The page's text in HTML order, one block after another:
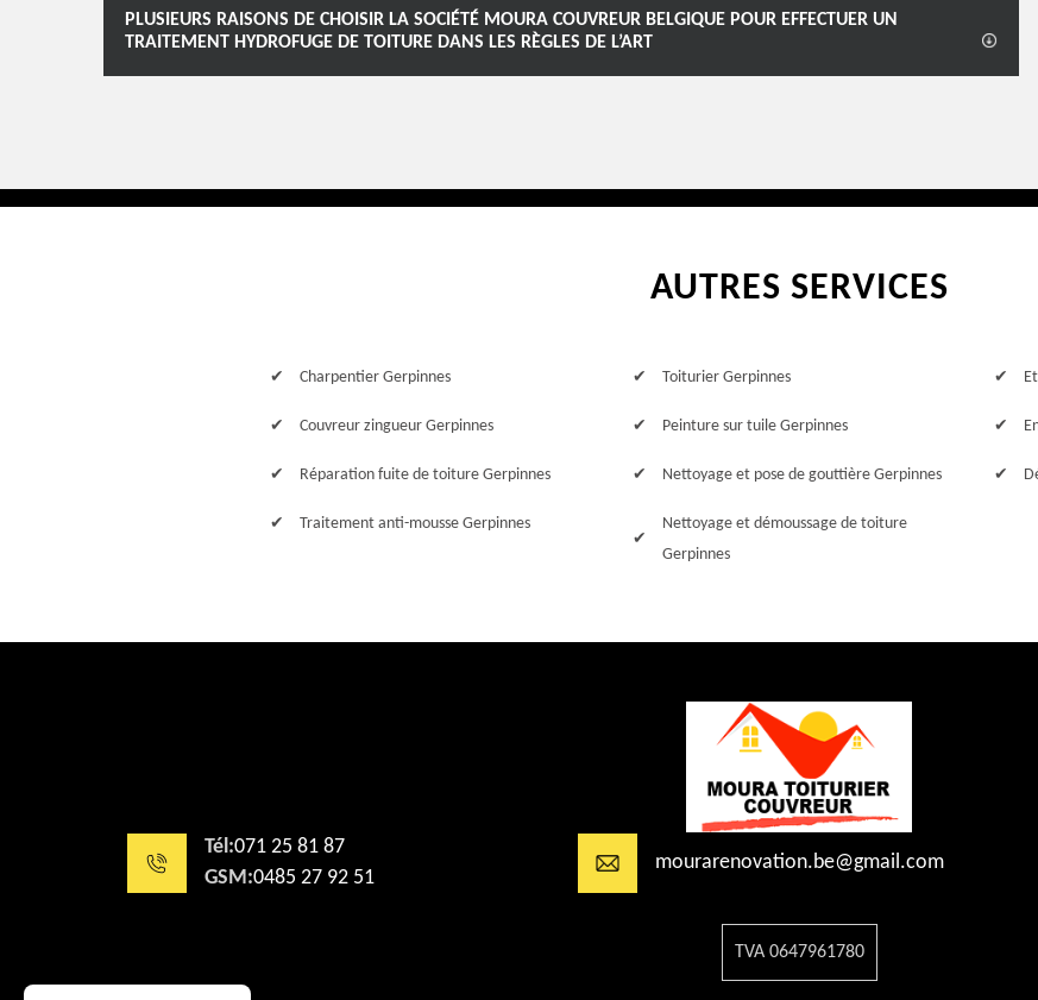
PLUSIEURS RAISONS DE CHOISIR LA SOCIÉTÉ MOURA COUVREUR BELGIQUE POUR EFFECTUER UN
TRAITEMENT HYDROFUGE DE TOITURE DANS LES RÈGLES DE L’ART
AUTRES SERVICES
Charpentier Gerpinnes
Couvreur zingueur Gerpinnes
Réparation fuite de toiture Gerpinnes
Traitement anti-mousse Gerpinnes
Toiturier Gerpinnes
Peinture sur tuile Gerpinnes
Nettoyage et pose de gouttière Gerpinnes
Nettoyage et démoussage de toiture
Gerpinnes
Tél:071 25 81 87
GSM:0485 27 92 51
mourarenovation.be@gmail.com
TVA 0647961780